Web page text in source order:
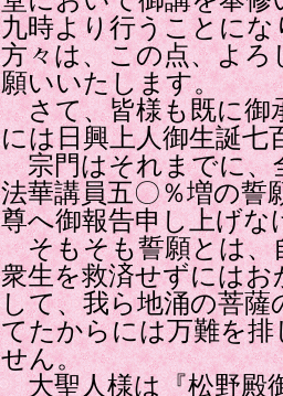
九時より行うことに
方々は、この点、よ
願いいたします。
さて、皆様も既に御
には日興上人御生誕七
宗門はそれまでに、
法華講員五〇％増の誓
尊へ御報告申し上げ
そもそも誓願とは、
衆生を救済せずには
して、我ら地涌の菩
てたからには万難を
せん。
大聖人様は『松野殿